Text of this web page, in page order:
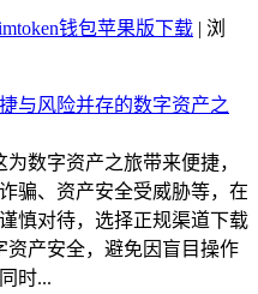
钱包苹果版下载 | 浏
数字资产之旅带来便捷，
骗、资产安全受威胁等，在
慎对待，选择正规渠道下载
资产安全，避免因盲目操作
时...